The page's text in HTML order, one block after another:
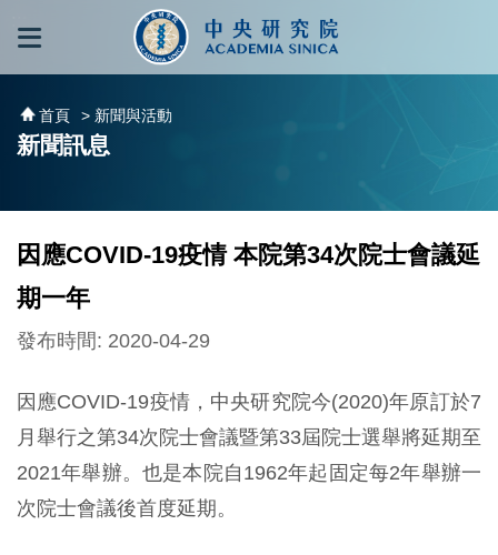
跳到主要內容區塊
首頁 > 新聞與活動
新聞訊息
因應COVID-19疫情 本院第34次院士會議延
期一年
發布時間: 2020-04-29
因應COVID-19疫情，中央研究院今(2020)年原訂於7
月舉行之第34次院士會議暨第33屆院士選舉將延期至
2021年舉辦。也是本院自1962年起固定每2年舉辦一
次院士會議後首度延期。